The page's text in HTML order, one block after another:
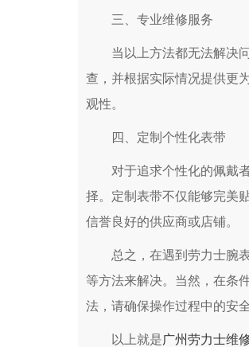
三、专业维修服务
当以上方法都无法解决问
查，并根据实际情况提供更
观性。
四、定制个性化表带
对于追求个性化的佩戴者
择。定制表带不仅能够完美
信誉良好的供应商或店铺。
总之，在遇到劳力士腕表
等方法来解决。当然，在条
法，请确保操作过程中的安
以上就是广州劳力士维